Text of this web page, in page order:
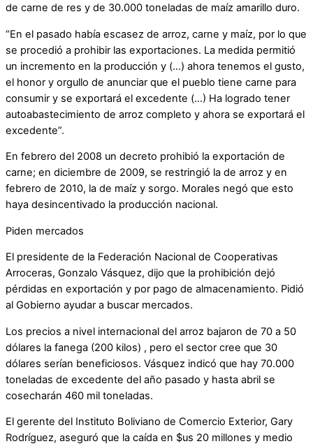
de carne de res y de 30.000 toneladas de maíz amarillo duro.
“En el pasado había escasez de arroz, carne y maíz, por lo que
se procedió a prohibir las exportaciones. La medida permitió
un incremento en la producción y (…) ahora tenemos el gusto,
el honor y orgullo de anunciar que el pueblo tiene carne para
consumir y se exportará el excedente (…) Ha logrado tener
autoabastecimiento de arroz completo y ahora se exportará el
excedente”.
En febrero del 2008 un decreto prohibió la exportación de
carne; en diciembre de 2009, se restringió la de arroz y en
febrero de 2010, la de maíz y sorgo. Morales negó que esto
haya desincentivado la producción nacional.
Piden mercados
El presidente de la Federación Nacional de Cooperativas
Arroceras, Gonzalo Vásquez, dijo que la prohibición dejó
pérdidas en exportación y por pago de almacenamiento. Pidió
al Gobierno ayudar a buscar mercados.
Los precios a nivel internacional del arroz bajaron de 70 a 50
dólares la fanega (200 kilos) , pero el sector cree que 30
dólares serían beneficiosos. Vásquez indicó que hay 70.000
toneladas de excedente del año pasado y hasta abril se
cosecharán 460 mil toneladas.
El gerente del Instituto Boliviano de Comercio Exterior, Gary
Rodríguez, aseguró que la caída en $us 20 millones y medio